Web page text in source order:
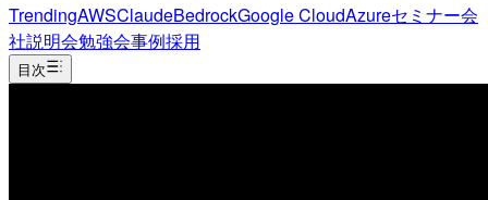
TrendingAWSClaudeBedrockGoogle CloudAzureセミナー会
社説明会勉強会事例採用
目次